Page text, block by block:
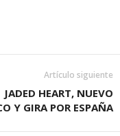
Artículo siguiente
JADED HEART, NUEVO
Y GIRA POR ESPAÑA